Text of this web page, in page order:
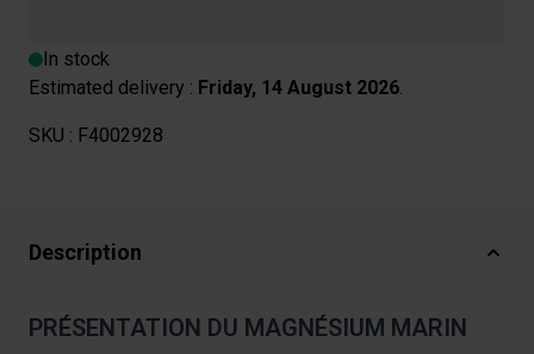
In stock
Estimated delivery : Friday, 14 August 2026.
SKU : F4002928
Description
PRÉSENTATION DU MAGNÉSIUM MARIN